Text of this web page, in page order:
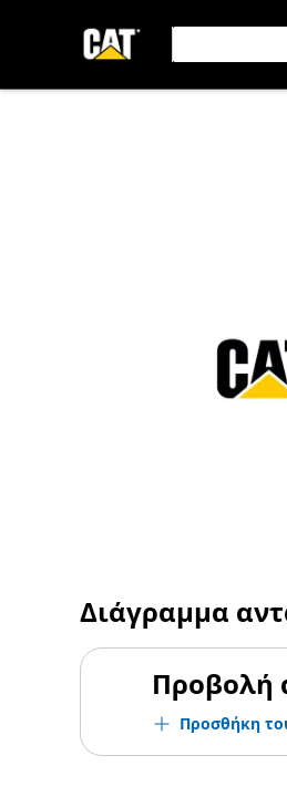
Διάγραμμα
Προβολή
Προσθήκη